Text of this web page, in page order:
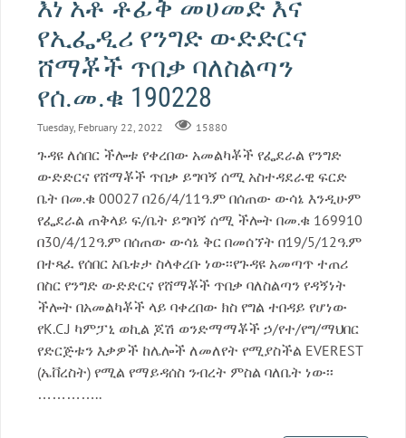
እነ አቶ ቶፊቅ መሀመድ እና
የኢፌዲሪ የንግድ ውድድርና
ሸማቾች ጥበቃ ባለስልጣን
የሰ.መ.ቁ 190228
Tuesday, February 22, 2022 15880
ጉዳዩ ለሰበር ችሎቱ የቀረበው አመልካቾች የፌደራል የንግድ
ውድድርና የሸማቾች ጥበቃ ይግባኝ ሰሚ አስተዳደራዊ ፍርድ
ቤት በመ.ቁ 00027 በ26/4/11ዓ.ም በሰጠው ውሳኔ እንዲሁም
የፌደራል ጠቅላይ ፍ/ቤት ይግባኝ ሰሚ ችሎት በመ.ቁ 169910
በ30/4/12ዓ.ም በሰጠው ውሳኔ ቅር በመሰኘት በ19/5/12ዓ.ም
በተጻፈ የሰበር አቤቱታ ስላቀረቡ ነው፡፡የጉዳዩ አመጣጥ ተጠሪ
በስር የንግድ ውድድርና የሸማቾች ጥበቃ ባለስልጣን የዳኝነት
ችሎት በአመልካቾች ላይ ባቀረበው ክስ የግል ተበዳይ የሆነው
የK.C.J ካምፓኒ ወኪል ጆሽ ወንድማማቾች ኃ/የተ/የግ/ማህበር
የድርጅቱን እቃዎች ከሌሎች ለመለየት የሚያስችል EVEREST
(ኤቨረስት) የሚል የማይዳሰስ ንብረት ምስል ባለቤት ነው፡፡
…………..